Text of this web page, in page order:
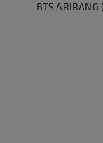
BTS ARIRANG